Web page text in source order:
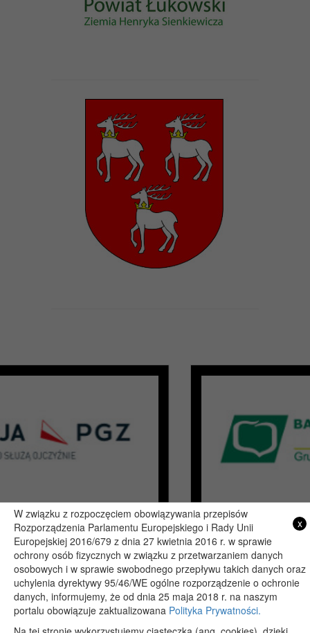
Copyright 2019@ - Muzeum Henryka Sienkiewicza w Woli Okrzejskiej
Projekt i wykonanie: itlu.pl
x
W związku z rozpoczęciem obowiązywania przepisów
Rozporządzenia Parlamentu Europejskiego i Rady Unii
Europejskiej 2016/679 z dnia 27 kwietnia 2016 r. w sprawie
ochrony osób fizycznych w związku z przetwarzaniem danych
osobowych i w sprawie swobodnego przepływu takich danych oraz
uchylenia dyrektywy 95/46/WE ogólne rozporządzenie o ochronie
danych, informujemy, że od dnia 25 maja 2018 r. na naszym
portalu obowiązuje zaktualizowana Polityka Prywatności.